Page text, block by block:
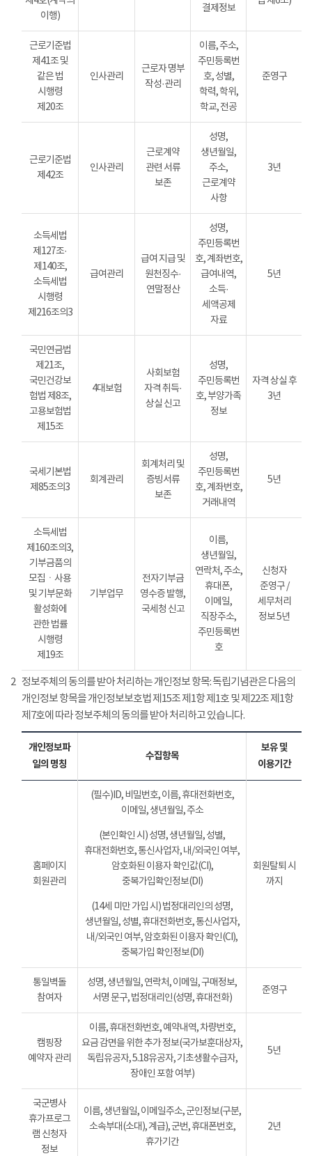
이행)
결제정보
근로기준법
제41조 및
같은 법
시행령
제20조
인사관리
근로자 명부
작성·관리
이름, 주소,
주민등록번
호, 성별,
학력, 학위,
학교, 전공
준영구
근로기준법
제42조
인사관리
근로계약
관련 서류
보존
성명,
생년월일,
주소,
근로계약
사항
3년
소득세법
제127조·
제140조,
소득세법
시행령
제216조의3
급여관리
급여 지급 및
원천징수·
연말정산
성명,
주민등록번
호, 계좌번호,
급여내역,
소득·
세액공제
자료
5년
국민연금법
제21조,
국민건강보
험법 제8조,
고용보험법
제15조
4대보험
사회보험
자격 취득·
상실 신고
성명,
주민등록번
호, 부양가족
정보
자격 상실 후
3년
국세기본법
제85조의3
회계관리
회계처리 및
증빙서류
보존
성명,
주민등록번
호, 계좌번호,
거래내역
5년
소득세법
제160조의3,
기부금품의
모집ㆍ사용
및 기부문화
활성화에
관한 법률
시행령
제19조
기부업무
전자기부금
영수증 발행,
국세청 신고
이름,
생년월일,
연락처, 주소,
휴대폰,
이메일,
직장주소,
주민등록번
호
신청자
준영구 /
세무처리
정보 5년
2 정보주체의 동의를 받아 처리하는 개인정보 항목: 독립기념관은 다음의
개인정보 항목을 개인정보보호법 제15조 제1항 제1호 및 제22조 제1항
제7호에 따라 정보주체의 동의를 받아 처리하고 있습니다.
개인정보파
일의 명칭
수집항목
보유 및
이용기간
홈페이지
회원관리
(필수)ID, 비밀번호, 이름, 휴대전화번호,
이메일, 생년월일, 주소
(본인확인 시) 성명, 생년월일, 성별,
휴대전화번호, 통신사업자, 내/외국인 여부,
암호화된 이용자 확인값(CI),
중복가입확인정보(DI)
(14세 미만 가입 시) 법정대리인의 성명,
생년월일, 성별, 휴대전화번호, 통신사업자,
내/외국인 여부, 암호화된 이용자 확인(CI),
중복가입 확인정보(DI)
회원탈퇴 시
까지
통일벽돌
참여자
성명, 생년월일, 연락처, 이메일, 구매정보,
서명 문구, 법정대리인(성명, 휴대전화)
준영구
캠핑장
예약자 관리
이름, 휴대전화번호, 예약내역, 차량번호,
요금 감면을 위한 추가 정보(국가보훈대상자,
독립유공자, 5.18유공자, 기초생활수급자,
장애인 포함 여부)
5년
국군병사
휴가프로그
램 신청자
정보
이름, 생년월일, 이메일주소, 군인정보(구분,
소속부대(소대), 계급), 군번, 휴대폰번호,
휴가기간
2년